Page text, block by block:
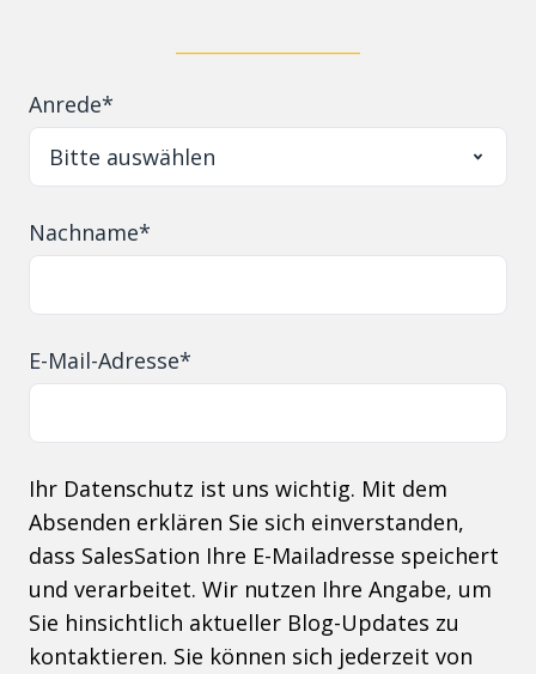
Anrede*
Nachname*
E-Mail-Adresse*
Ihr Datenschutz ist uns wichtig. Mit dem
Absenden erklären Sie sich einverstanden,
dass SalesSation Ihre E-Mailadresse speichert
und verarbeitet. Wir nutzen Ihre Angabe, um
Sie hinsichtlich aktueller Blog-Updates zu
kontaktieren. Sie können sich jederzeit von